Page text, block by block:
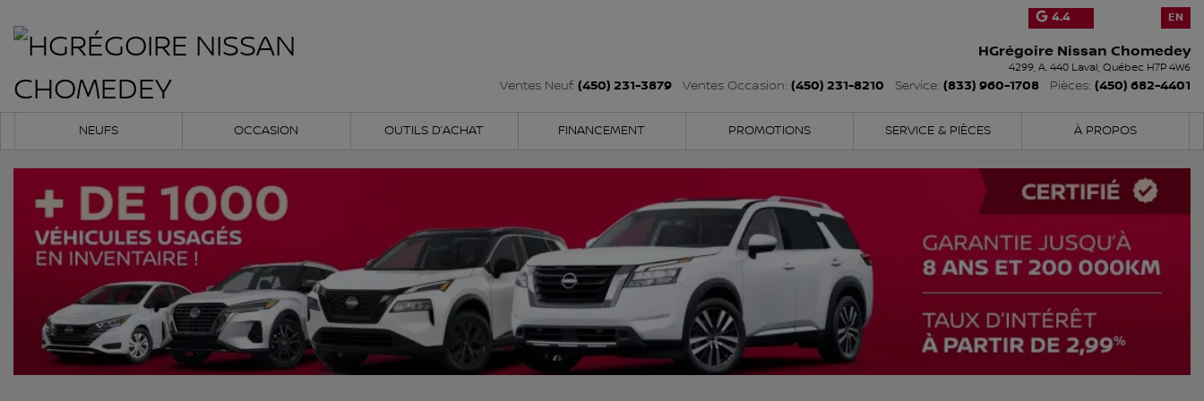
4.4 EN
HGrégoire Nissan Chomedey
4299, A. 440 Laval, Québec H7P 4W6
Ventes Neuf: (450) 231-3879 Ventes Occasion: (450) 231-8210 Service: (833) 960-1708 Pièces: (450) 682-4401
NEUFS OCCASION OUTILS D’ACHAT FINANCEMENT PROMOTIONS SERVICE & PIÈCES À PROPOS